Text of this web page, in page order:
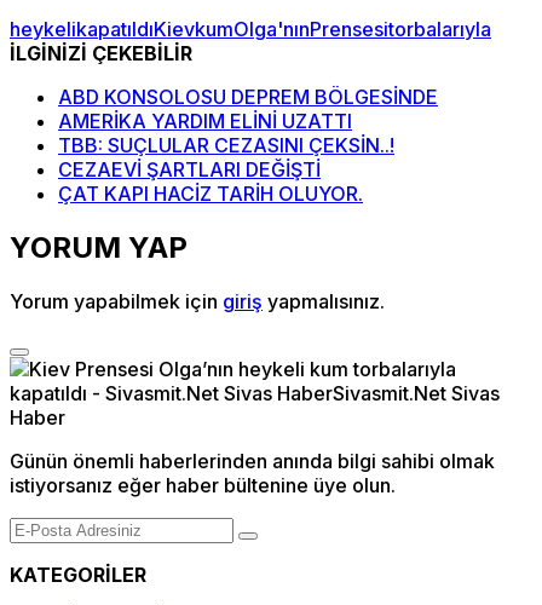
heykelikapatıldıKievkumOlga'nınPrensesitorbalarıyla
İLGİNİZİ ÇEKEBİLİR
ABD KONSOLOSU DEPREM BÖLGESİNDE
AMERİKA YARDIM ELİNİ UZATTI
TBB: SUÇLULAR CEZASINI ÇEKSİN..!
CEZAEVİ ŞARTLARI DEĞİŞTİ
ÇAT KAPI HACİZ TARİH OLUYOR.
YORUM YAP
Yorum yapabilmek için giriş yapmalısınız.
Günün önemli haberlerinden anında bilgi sahibi olmak
istiyorsanız eğer haber bültenine üye olun.
KATEGORİLER